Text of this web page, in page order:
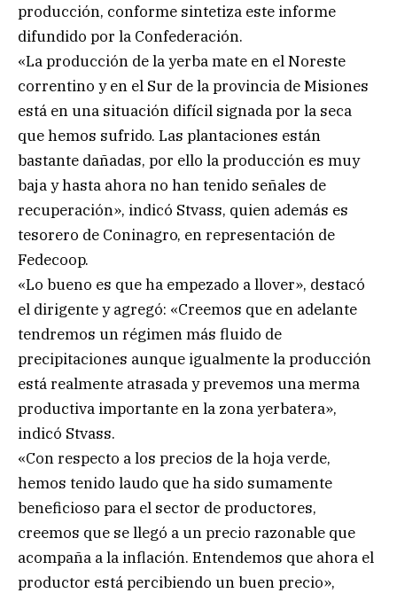
producción, conforme sintetiza este informe
difundido por la Confederación.
«La producción de la yerba mate en el Noreste
correntino y en el Sur de la provincia de Misiones
está en una situación difícil signada por la seca
que hemos sufrido. Las plantaciones están
bastante dañadas, por ello la producción es muy
baja y hasta ahora no han tenido señales de
recuperación», indicó Stvass, quien además es
tesorero de Coninagro, en representación de
Fedecoop.
«Lo bueno es que ha empezado a llover», destacó
el dirigente y agregó: «Creemos que en adelante
tendremos un régimen más fluido de
precipitaciones aunque igualmente la producción
está realmente atrasada y prevemos una merma
productiva importante en la zona yerbatera»,
indicó Stvass.
«Con respecto a los precios de la hoja verde,
hemos tenido laudo que ha sido sumamente
beneficioso para el sector de productores,
creemos que se llegó a un precio razonable que
acompaña a la inflación. Entendemos que ahora el
productor está percibiendo un buen precio»,